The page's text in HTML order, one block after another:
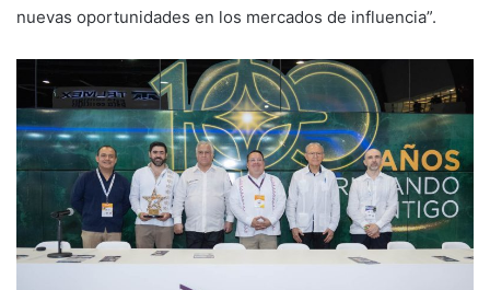
nuevas oportunidades en los mercados de influencia”.